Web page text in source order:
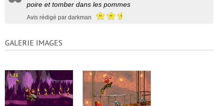
poire et tomber dans les pommes
Avis rédigé par darkman
GALERIE IMAGES